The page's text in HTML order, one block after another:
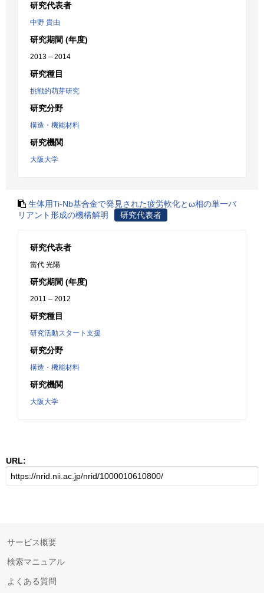
研究代表者
中野 貴由
研究期間 (年度)
2013 – 2014
研究種目
挑戦的萌芽研究
研究分野
構造・機能材料
研究機関
大阪大学
生体用Ti-Nb基合金で発見された疲労軟化とω相の単一バ
リアント形成の機構解明
研究代表者
研究代表者
當代 光陽
研究期間 (年度)
2011 – 2012
研究種目
研究活動スタート支援
研究分野
構造・機能材料
研究機関
大阪大学
URL:
サービス概要
検索マニュアル
よくある質問